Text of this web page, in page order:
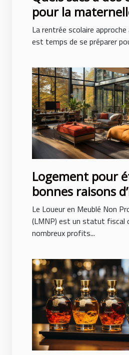
pour la
La rentrée scolaire
est temps de se préparer
Logement pour
bonnes raisons
avec le LMNP
Le Loueur en Meublé Non
(LMNP) est un statut fiscal
nombreux profits...